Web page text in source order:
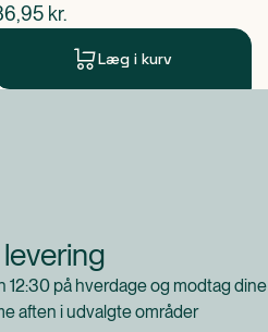
nuværende pris
kr.
Læg i kurv
12:30 på hverdage og modtag dine
aften i udvalgte områder